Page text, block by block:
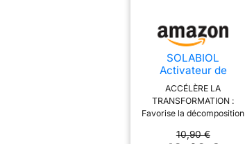
SOLABIOL
Activateur de
Compost - Prêt à
l'Emploi - 900g
ACCÉLÈRE LA
TRANSFORMATION :
Favorise la décomposition
et ménagers pour obtenir
10,90 €